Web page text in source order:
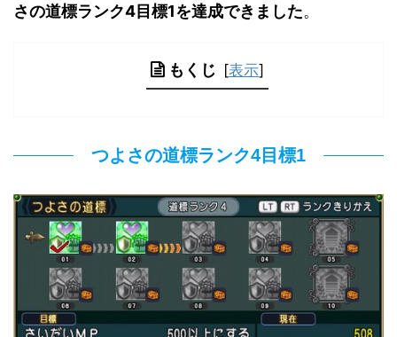
さの道標ランク4目標1を達成できました。
もくじ [表示]
つよさの道標ランク4目標1